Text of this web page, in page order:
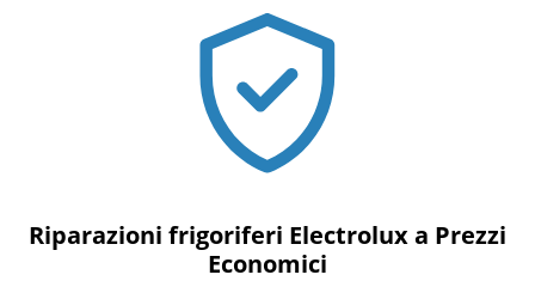
Riparazioni frigoriferi Electrolux a Prezzi
Economici